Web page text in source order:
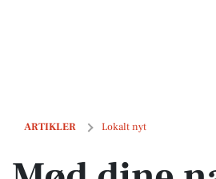
ARTIKLER Lokalt nyt
Mød dine naboer - bliv portrætteret på